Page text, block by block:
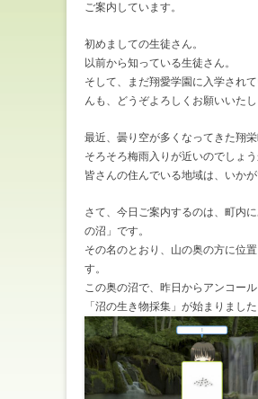
ご案内しています。
初めましての生徒さん。
以前から知っている生徒さん。
そして、まだ翔愛学園に入学され
んも、どうぞよろしくお願いいた
最近、曇り空が多くなってきた翔栄
そろそろ梅雨入りが近いのでしょう
皆さんの住んでいる地域は、いかが
さて、今日ご案内するのは、町内
の沼」です。
その名のとおり、山の奥の方に位置
す。
この奥の沼で、昨日からアンコー
「沼の生き物採集」が始まりました